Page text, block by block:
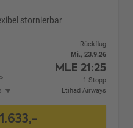
stornierbar
Rückflug
Mi., 23.9.26
MLE 21:25
1 Stopp
Etihad Airways
1.633,-